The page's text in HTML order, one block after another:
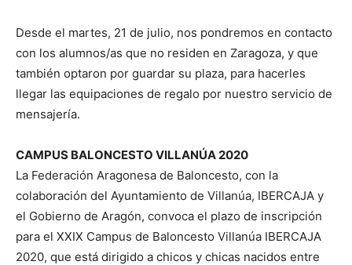
Desde el martes, 21 de julio, nos pondremos en contacto
con los alumnos/as que no residen en Zaragoza, y que
también optaron por guardar su plaza, para hacerles
llegar las equipaciones de regalo por nuestro servicio de
mensajería.
CAMPUS BALONCESTO VILLANÚA 2020
La Federación Aragonesa de Baloncesto, con la
colaboración del Ayuntamiento de Villanúa, IBERCAJA y
el Gobierno de Aragón, convoca el plazo de inscripción
para el XXIX Campus de Baloncesto Villanúa IBERCAJA
2020, que está dirigido a chicos y chicas nacidos entre